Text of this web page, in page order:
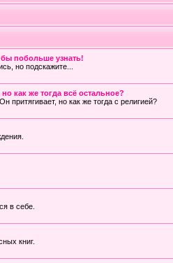
бы побольше узнать!
но подскажите...
как же тогда всё остальное?
притягивает, но как же тогда с религией?
в себе.
книг.